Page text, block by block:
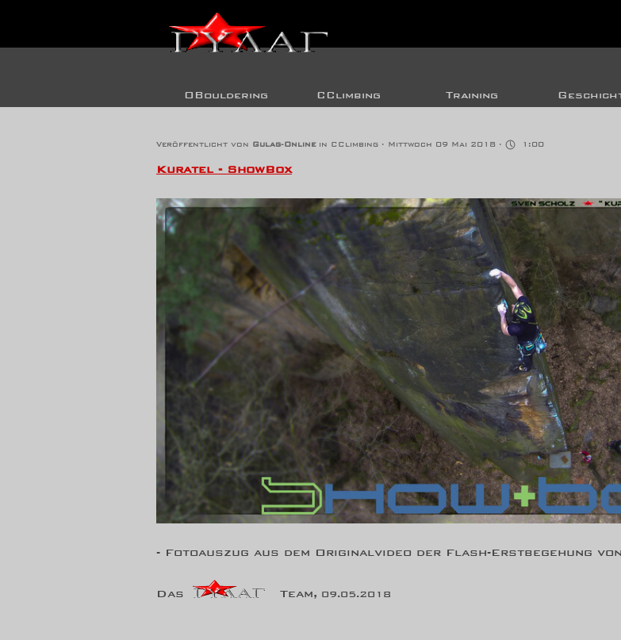
OBouldering CClimbing Training
Veröffentlicht von Gulag-Onlinein CClimbing · Mittwoch 09 Mai 2018 · 1:00
Kuratel - ShowBox
- Fotoauszug aus dem Originalvideo der Flash-Erstbegehung
Das Team, 09.05.2018